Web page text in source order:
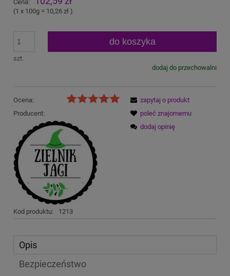
Cena:
(1 x 100g = 10,26 zł )
szt.
do koszyka
dodaj do przechowalni
Ocena:
Producent:
Kod produktu: 1213
zapytaj o produkt
poleć znajomemu
dodaj opinię
Opis
Bezpieczeństwo